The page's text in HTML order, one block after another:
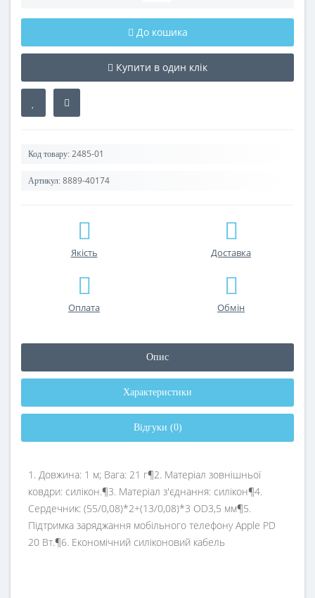
До кошика
Купити в один клік
Код товару: 2485-01
Артикул: 8889-40174
Якість Доставка
Оплата Обмін
Опис
Характеристики
Відгуки (0)
1. Довжина: 1 м; Вага: 21 г¶2. Матеріал зовнішньої
ковдри: силікон.¶3. Матеріал з'єднання: силікон¶4.
Сердечник: (55/0,08)*2+(13/0,08)*3 OD3,5 мм¶5.
Підтримка заряджання мобільного телефону Apple PD
20 Вт.¶6. Економічний силіконовий кабель